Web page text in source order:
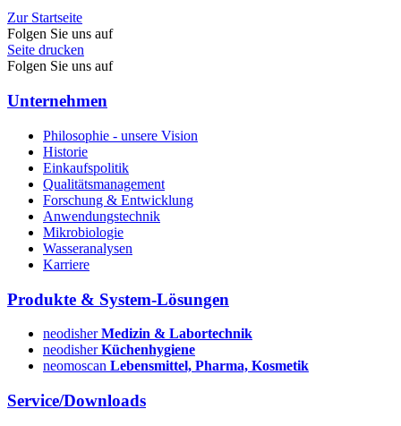
Zur Startseite
Folgen Sie uns auf
Seite drucken
Folgen Sie uns auf
Unternehmen
Philosophie - unsere Vision
Historie
Einkaufspolitik
Qualitätsmanagement
Forschung & Entwicklung
Anwendungstechnik
Mikrobiologie
Wasseranalysen
Karriere
Produkte & System-Lösungen
neodisherMedizin & Labortechnik
neodisherKüchenhygiene
neomoscan Lebensmittel, Pharma, Kosmetik
Service/Downloads